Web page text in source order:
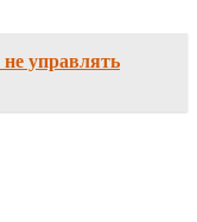
не управлять